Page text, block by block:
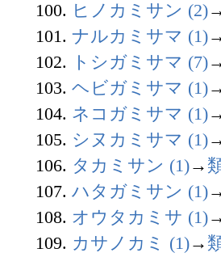
100. ヒノカミサン (2)
101. ナルカミサマ (1)
102.
トシガミサマ (7)
103. ヘビガミサマ (1)
104. ネコガミサマ (1)
105. シヌカミサマ (1)
106. タカミサン (1)→
107. ハタガミサン (1)
108. オウタカミサ (1)
109. カサノカミ (1)→